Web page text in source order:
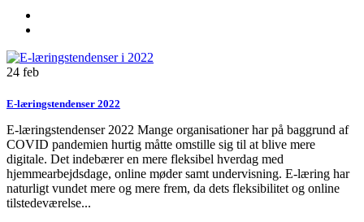
24 feb
E-læringstendenser 2022
E-læringstendenser 2022 Mange organisationer har på baggrund af
COVID pandemien hurtig måtte omstille sig til at blive mere
digitale. Det indebærer en mere fleksibel hverdag med
hjemmearbejdsdage, online møder samt undervisning. E-læring har
naturligt vundet mere og mere frem, da dets fleksibilitet og online
tilstedeværelse...